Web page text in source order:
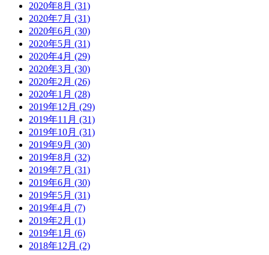
2020年8月 (31)
2020年7月 (31)
2020年6月 (30)
2020年5月 (31)
2020年4月 (29)
2020年3月 (30)
2020年2月 (26)
2020年1月 (28)
2019年12月 (29)
2019年11月 (31)
2019年10月 (31)
2019年9月 (30)
2019年8月 (32)
2019年7月 (31)
2019年6月 (30)
2019年5月 (31)
2019年4月 (7)
2019年2月 (1)
2019年1月 (6)
2018年12月 (2)